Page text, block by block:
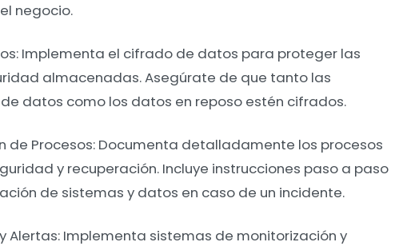
negocio.
: Implementa el cifrado de datos para proteger las
almacenadas. Asegúrate de que tanto las
datos como los datos en reposo estén cifrados.
de Procesos: Documenta detalladamente los procesos
y recuperación. Incluye instrucciones paso a paso
de sistemas y datos en caso de un incidente.
Alertas: Implementa sistemas de monitorización y